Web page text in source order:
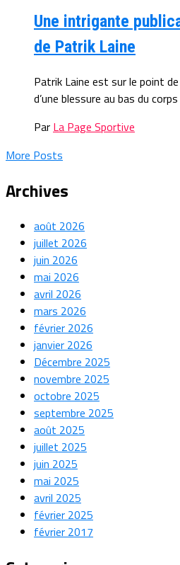
Une intrigante
de Patrik Laine
Patrik Laine est sur le point
d’une blessure au bas du
Par La Page Sportive
More Posts
Archives
août 2026
juillet 2026
juin 2026
mai 2026
avril 2026
mars 2026
février 2026
janvier 2026
Décembre 2025
novembre 2025
octobre 2025
septembre 2025
août 2025
juillet 2025
juin 2025
mai 2025
avril 2025
février 2025
février 2017